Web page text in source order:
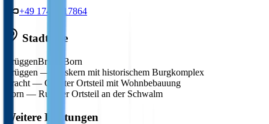
+49 174 7417864
Stadtteile
BrüggenBracht
Born
Brüggen —
Ortskern mit historischem Burgkomplex
Bracht — Größter Ortsteil mit Wohnbebauung
Born — Ruhiger Ortsteil an der Schwalm
Weitere Leistungen